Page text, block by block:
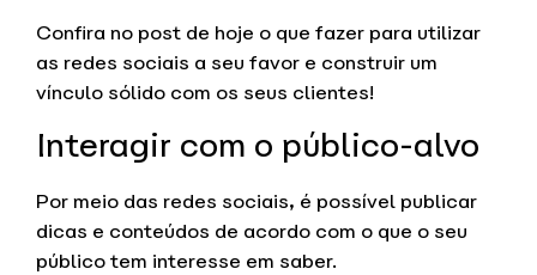
Confira no post de hoje o que fazer para utilizar
as redes sociais a seu favor e construir um
vínculo sólido com os seus clientes!
Interagir com o público-alvo
Por meio das redes sociais, é possível publicar
dicas e conteúdos de acordo com o que o seu
público tem interesse em saber.